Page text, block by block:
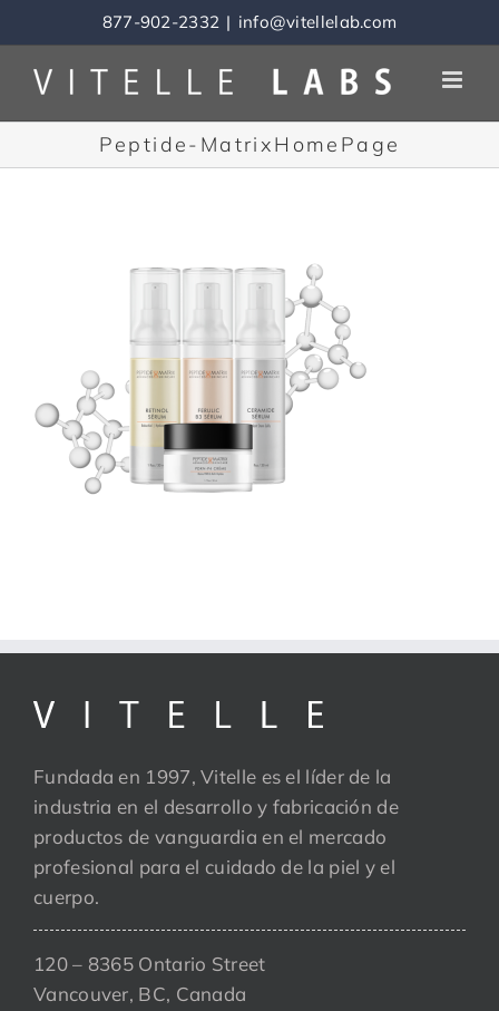
to
content
877-902-2332 | info@vitellelab.com
Peptide-MatrixHomePage
Fundada en 1997, Vitelle es el líder de la
industria en el desarrollo y fabricación de
productos de vanguardia en el mercado
profesional para el cuidado de la piel y el
cuerpo.
120 – 8365 Ontario Street
Vancouver, BC, Canada